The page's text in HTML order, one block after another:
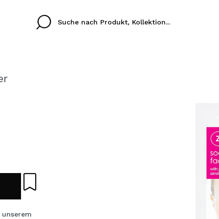
ICH
Durch die Erstellung
Einkäufe schnell
ESPAÑOL
colori